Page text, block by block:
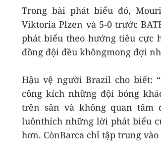
Trong bài phát biểu đó,
Viktoria Plzen và 5-0 trước
phát biểu theo hướng tiêu cực
đồng đội đều khôngmong đợi
Hậu vệ người Brazil cho biết:
công kích những đội bóng
trên sân và không quan tâm
luônthích những lời phát biểu
hơn. CònBarca chỉ tập trung